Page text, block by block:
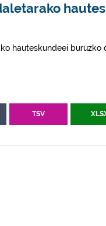
hauteskundeei buruzko
TSV